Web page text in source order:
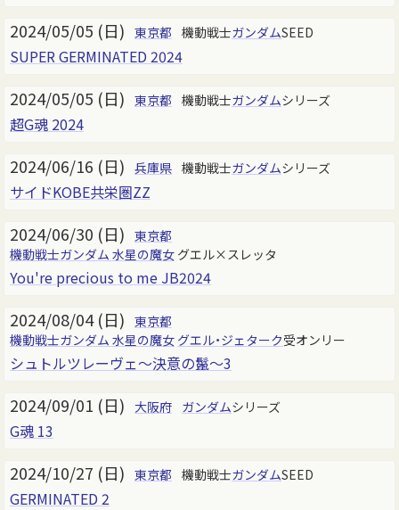
2024/05/05 (日) 東京都 機動戦士ガンダムSEED
SUPER GERMINATED 2024
2024/05/05 (日) 東京都 機動戦士ガンダムシリーズ
超G魂 2024
2024/06/16 (日) 兵庫県 機動戦士ガンダムシリーズ
サイドKOBE共栄圏ZZ
2024/06/30 (日) 東京都
機動戦士ガンダム 水星の魔女 グエル×スレッタ
You're precious to me JB2024
2024/08/04 (日) 東京都
機動戦士ガンダム 水星の魔女 グエル・ジェターク受オンリー
シュトルツレーヴェ～決意の鬣～3
2024/09/01 (日) 大阪府 ガンダムシリーズ
G魂 13
2024/10/27 (日) 東京都 機動戦士ガンダムSEED
GERMINATED 2